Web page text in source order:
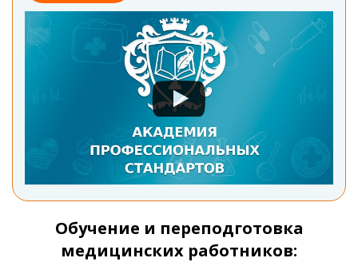
Обучение и переподготовка
медицинских работников: